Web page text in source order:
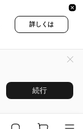
詳しくは
続行